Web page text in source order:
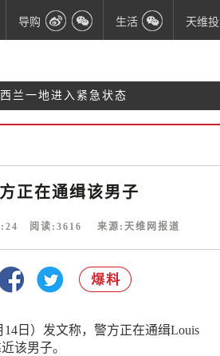
导购 生活 天维
兰一地进入紧急状态
险家数次阻止“泰坦号”深潜器
正在通缉该男子
阅读: 3616 来源:天维网报道
日）发文称，警方正在通缉Louis
该男子。